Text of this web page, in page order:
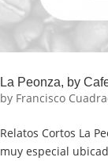
La Peonza, by
by Francisco
Relatos Cortos La
muy especial